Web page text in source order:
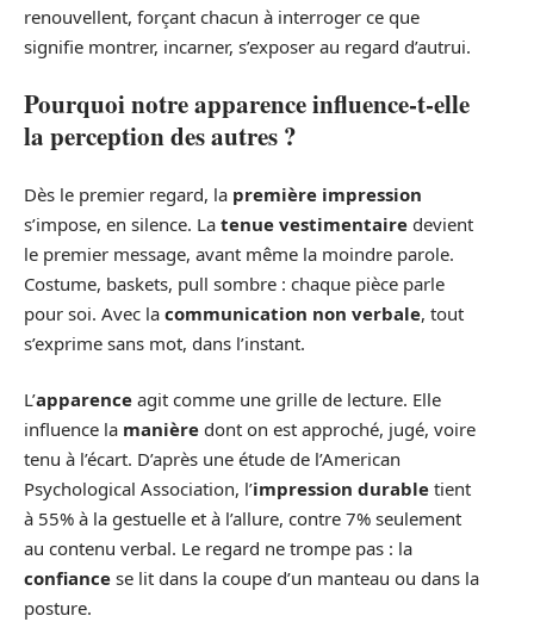
renouvellent, forçant chacun à interroger ce que
signifie montrer, incarner, s’exposer au regard d’autrui.
Pourquoi notre apparence influence-t-elle
la perception des autres ?
Dès le premier regard, la première impression
s’impose, en silence. La tenue vestimentaire devient
le premier message, avant même la moindre parole.
Costume, baskets, pull sombre : chaque pièce parle
pour soi. Avec la communication non verbale, tout
s’exprime sans mot, dans l’instant.
L’apparence agit comme une grille de lecture. Elle
influence la manière dont on est approché, jugé, voire
tenu à l’écart. D’après une étude de l’American
Psychological Association, l’impression durable tient
à 55% à la gestuelle et à l’allure, contre 7% seulement
au contenu verbal. Le regard ne trompe pas : la
confiance se lit dans la coupe d’un manteau ou dans la
posture.